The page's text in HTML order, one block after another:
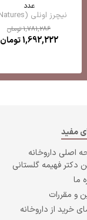
عدد
نیچرز اونلی (Natures ...
1,781,286تومان
1,692,222تومان
مفید
اصلی داروخانه
دکتر فهیمه گلستانی
ما
و مقررات
خرید از داروخانه